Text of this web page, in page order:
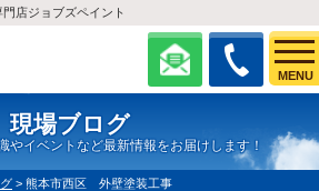
MENU
店ジョブズペイント
現場ブログ
やイベントなど最新情報をお届けします！
> 熊本市西区 外壁塗装工事